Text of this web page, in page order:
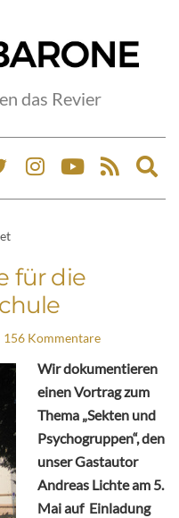
das Revier
für die
156 Kommentare
Wir dokumentieren
einen Vortrag zum
Thema „Sekten und
Psychogruppen“, den
unser Gastautor
Andreas Lichte am 5.
Mai auf Einladung